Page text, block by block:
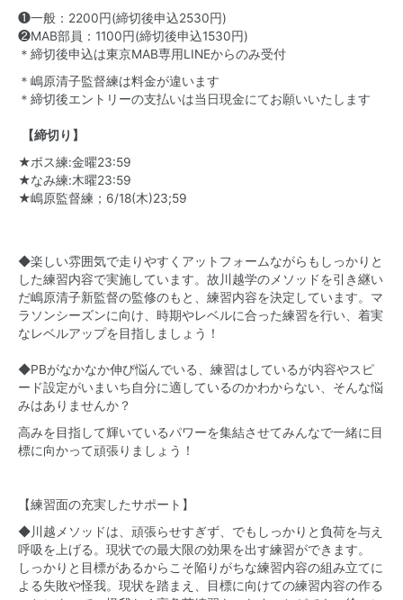
❶一般：2200円(締切後申込2530円)
❷MAB部員：1100円(締切後申込1530円)
＊締切後申込は東京MAB専用LINEからのみ受付
＊嶋原清子監督練は料金が違います
＊締切後エントリーの支払いは当日現金にてお願いいたします
【締切り】
★ボス練:金曜23:59
★なみ練:木曜23:59
★嶋原監督練；6/18(木)23;59
◆楽しい雰囲気で走りやすくアットフォームながらもしっかりと
した練習内容で実施しています。故川越学のメソッドを引き継い
だ嶋原清子新監督の監修のもと、練習内容を決定しています。マ
ラソンシーズンに向け、時期やレベルに合った練習を行い、着実
なレベルアップを目指しましょう！
◆PBがなかなか伸び悩んでいる、練習はしているが内容やスピ
ード設定がいまいち自分に適しているのかわからない、そんな悩
みはありませんか？
高みを目指して輝いているパワーを集結させてみんなで一緒に目
標に向かって頑張りましょう！
【練習面の充実したサポート】
◆川越メソッドは、頑張らせすぎず、でもしっかりと負荷を与え
呼吸を上げる。現状での最大限の効果を出す練習ができます。
しっかりと目標があるからこそ陥りがちな練習内容の組み立てに
よる失敗や怪我。現状を踏まえ、目標に向けての練習内容の作る